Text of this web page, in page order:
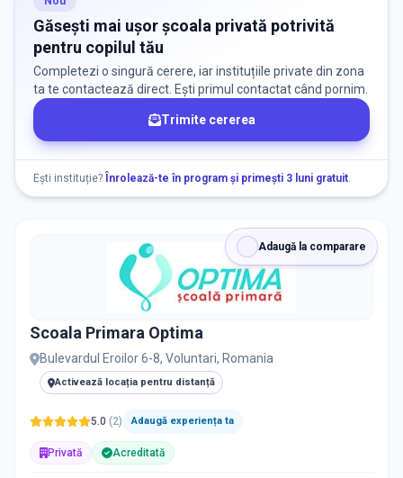
Nu există informații despre locuri libere
Nu există informații despre job-uri
PRIVAT / DE STAT
Toate Private
Găsești mai ușor școala privată potrivită
pentru copilul tău
Completezi o singură cerere, iar instituțiile private din zona
ta te contactează direct. Ești primul contactat când pornim.
Trimite cererea
Ești instituție? Înrolează-te în program și primești 3 luni gratuit.
Adaugă la comparare
Scoala Primara Optima
Bulevardul Eroilor 6-8, Voluntari, Romania
Activează locația pentru distanță
5.0 (2) Adaugă experiența ta
Privată Acreditată